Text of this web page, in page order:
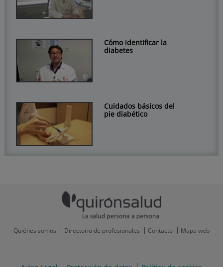
Cómo identificar la
diabetes
Cuidados básicos del
pie diabético
Quiénes somos Directorio de profesionales Contacto Mapa web